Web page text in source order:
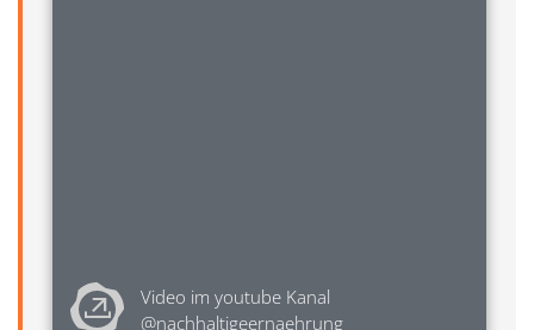
Video im youtube Kanal
@nachhaltigeernaehrung